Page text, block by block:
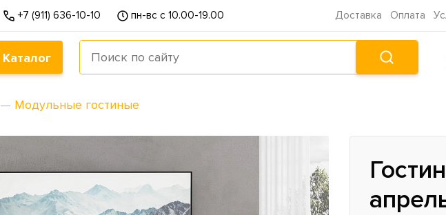
+7 (911) 636-10-10 пн-вс с 10.00-19.00 Доставка Оплата
Каталог
— Модульные гостиные